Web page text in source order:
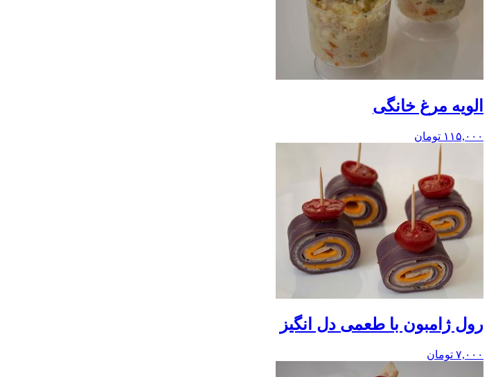
الویه مرغ خانگی
۱۱۵,۰۰۰ تومان
رول ژامبون با طعمی دل انگیز
۷,۰۰۰ تومان